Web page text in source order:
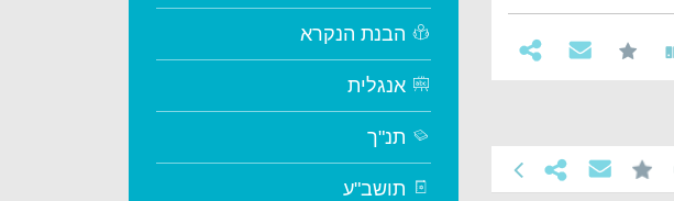
הבנת הנקרא
אנגלית
תנ"ך
תושב"ע